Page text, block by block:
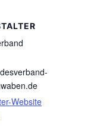
Website